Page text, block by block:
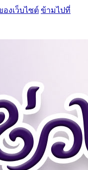
งเว็บไซต์ ข้ามไปที่